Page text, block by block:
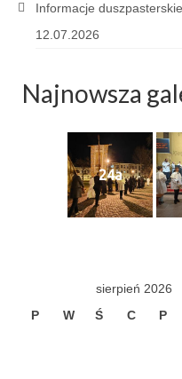
Galerie 2024
Wigilia
Galerie 2023
Bierzmowanie
Niedziela
Informacje
12.07.2026
Najnowsza
24a
sierpień 2026
P
W Ś C P